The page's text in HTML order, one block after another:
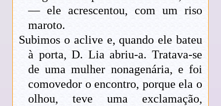
— ele acrescentou, com um riso
maroto.
Subimos o aclive e, quando ele bateu
à porta, D. Lia abriu-a. Tratava-se
de uma mulher nonagenária, e foi
comovedor o encontro, porque ela o
olhou, teve uma exclamação,